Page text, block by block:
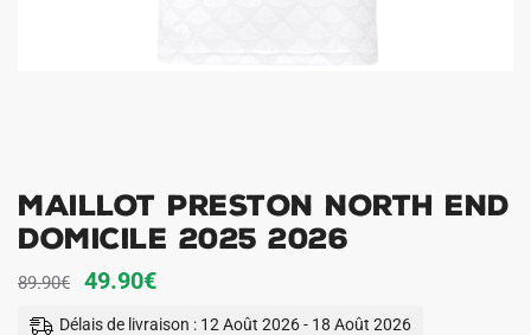
Maillot Preston North End
Domicile 2025 2026
89.90€
Le
prix
49.90€Le
prix
Délais de livraison : 12 Août 2026 - 18 Août 2026